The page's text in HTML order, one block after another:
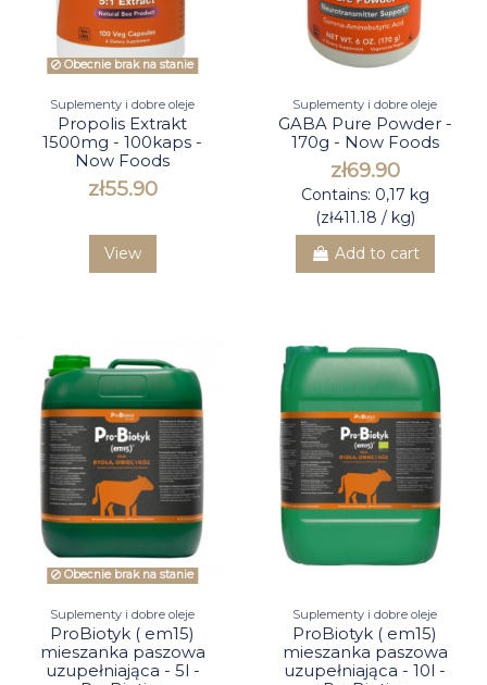
Obecnie brak na stanie
Suplementy i dobre oleje
Propolis Extrakt
1500mg - 100kaps -
Now Foods
zł55.90
View
Suplementy i dobre oleje
GABA Pure Powder -
170g - Now Foods
zł69.90
Contains: 0,17 kg
(zł411.18 / kg)
Add to cart
Obecnie brak na stanie
Suplementy i dobre oleje
ProBiotyk ( em15)
mieszanka paszowa
uzupełniająca - 5l -
Suplementy i dobre oleje
ProBiotyk ( em15)
mieszanka paszowa
uzupełniająca - 10l -